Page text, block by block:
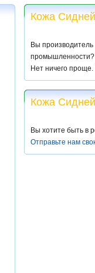
Кожа
Вы производитель
промышленности?
Нет ничего
Кожа
Вы хотите быть в
Отправьте нам